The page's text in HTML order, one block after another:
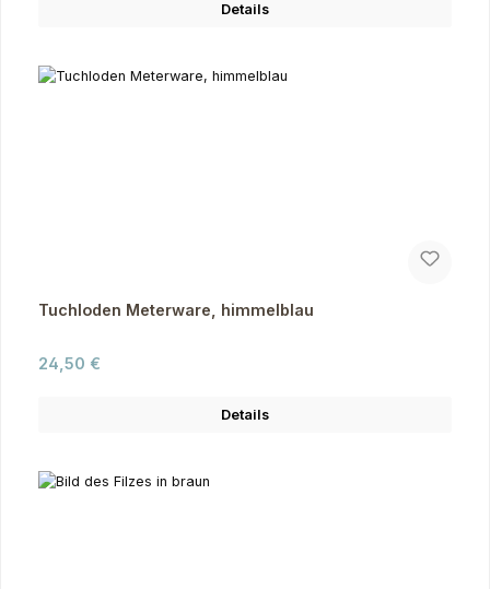
Details
Tuchloden Meterware, himmelblau
Regulärer Preis:
24,50 €
Details